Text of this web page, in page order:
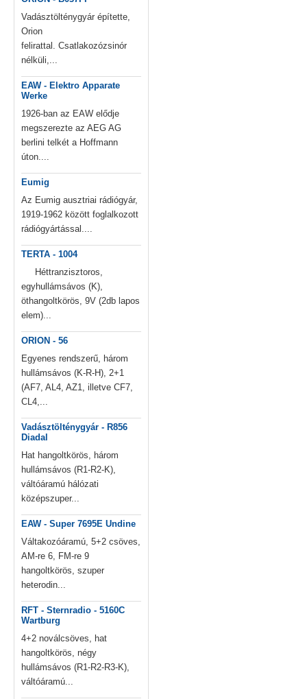
Vadásztölténygyár építette,
Orion
felirattal. Csatlakozózsinór
nélküli,...
EAW - Elektro Apparate
Werke
1926-ban az EAW elődje
megszerezte az AEG AG
berlini telkét a Hoffmann
úton....
Eumig
Az Eumig ausztriai rádiógyár,
1919-1962 között foglalkozott
rádiógyártással....
TERTA - 1004
Héttranzisztoros,
egyhullámsávos (K),
öthangoltkörös, 9V (2db lapos
elem)...
ORION - 56
Egyenes rendszerű, három
hullámsávos (K-R-H), 2+1
(AF7, AL4, AZ1, illetve CF7,
CL4,...
Vadásztölténygyár - R856
Diadal
Hat hangoltkörös, három
hullámsávos (R1-R2-K),
váltóáramú hálózati
középszuper...
EAW - Super 7695E Undine
Váltakozóáramú, 5+2 csöves,
AM-re 6, FM-re 9
hangoltkörös, szuper
heterodin...
RFT - Sternradio - 5160C
Wartburg
4+2 noválcsöves, hat
hangoltkörös, négy
hullámsávos (R1-R2-R3-K),
váltóáramú...